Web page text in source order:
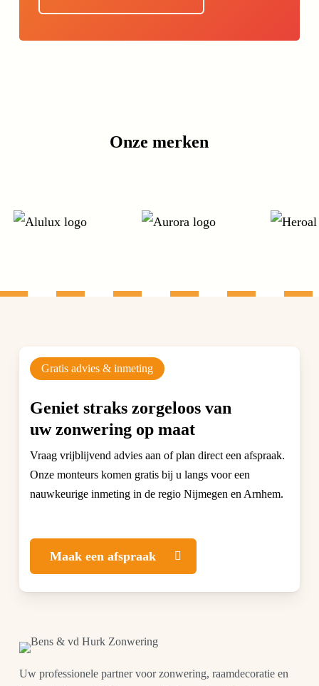
Onze merken
Gratis advies & inmeting
Geniet straks zorgeloos van
uw zonwering op maat
Vraag vrijblijvend advies aan of plan direct een afspraak.
Onze monteurs komen gratis bij u langs voor een
nauwkeurige inmeting in de regio Nijmegen en Arnhem.
Maak een afspraak
Uw professionele partner voor zonwering, raamdecoratie en